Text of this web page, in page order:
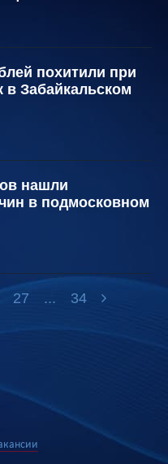
похитили при
в Забайкальском
нашли
в подмосковном
27 ... 34